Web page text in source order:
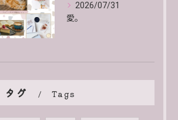
2026/07/31
愛。
タグ Tags